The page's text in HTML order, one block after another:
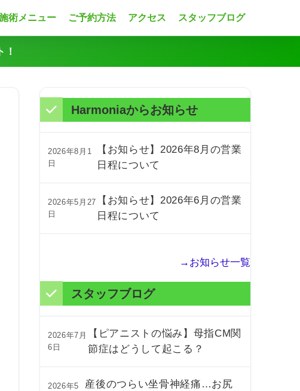
術メニュー ご予約方法 アクセス スタッフブログ
Harmoniaからお知らせ
2026年8月1
日
【お知らせ】2026年8月の営業
日程について
2026年5月27
日
【お知らせ】2026年6月の営業
日程について
→お知らせ一覧
スタッフブログ
2026年7月
6日
【ピアニストの悩み】母指CM関
節症はどうして起こる？
2026年5
産後のつらい坐骨神経痛…お尻